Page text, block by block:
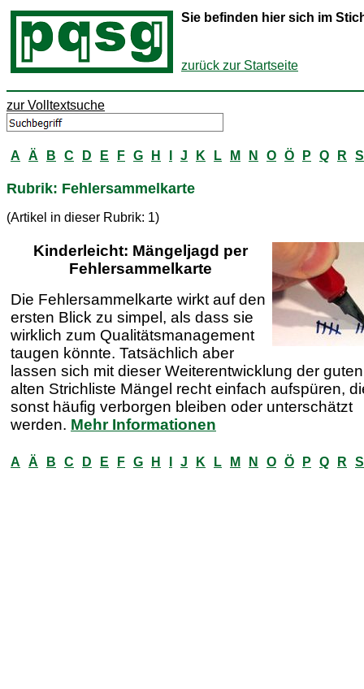
Sie befinden hier sich im
zurück zur Startseite
zur Volltextsuche
A Ä B C D E F G H J K L M N O Ö P Q R S
Rubrik: Fehlersammelkarte
(Artikel in dieser Rubrik: 1)
Kinderleicht: Mängeljagd per
Fehlersammelkarte
Die Fehlersammelkarte wirkt auf den
ersten Blick zu simpel, als dass sie
wirklich zum Qualitätsmanagement
taugen könnte. Tatsächlich aber
lassen sich mit dieser Weiterentwicklung der guten
alten Strichliste Mängel recht einfach aufspüren,
sonst häufig verborgen bleiben oder unterschätzt
werden. Mehr Informationen
A Ä B C D E F G H J K L M N O Ö P Q R S